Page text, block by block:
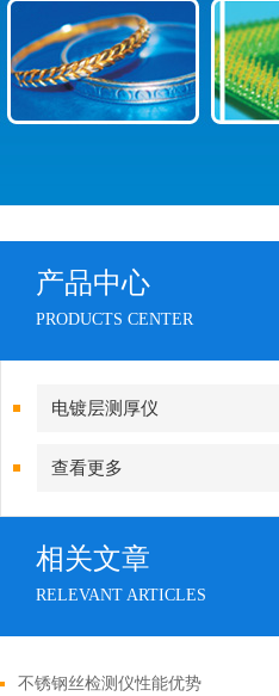
产品中心
PRODUCTS CENTER
电镀层测厚仪
查看更多
相关文章
RELEVANT ARTICLES
不锈钢丝检测仪性能优势